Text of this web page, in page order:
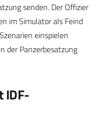
senden. Der Offizier
im Simulator als Feind
einspielen
der Panzerbesatzung
IDF-